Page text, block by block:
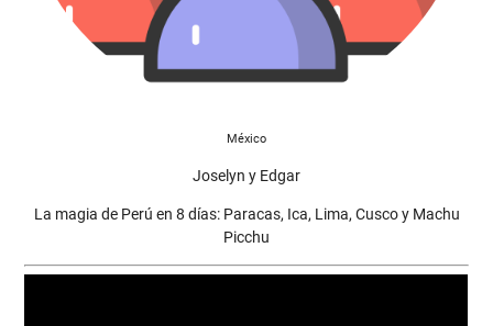
México
Joselyn y Edgar
La magia de Perú en 8 días: Paracas, Ica, Lima, Cusco y Machu
Picchu